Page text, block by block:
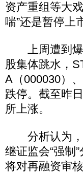
资产重组等大
喘”还是暂停上
上周遭到爆
股集体跳水，
A（000030）
跌停。截至昨
所上涨。
分析认为，
继证监会“强制
将对再融资审